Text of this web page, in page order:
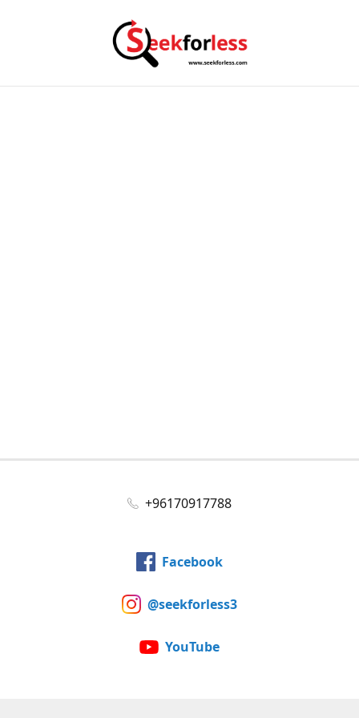
+96170917788
Facebook
@seekforless3
YouTube